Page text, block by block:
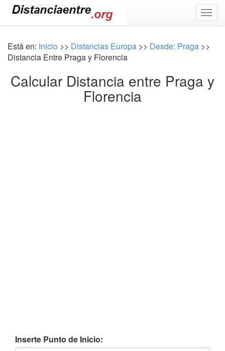
Está en: Inicio >> Distancias Europa >> Desde: Praga >>
Distancia Entre Praga y Florencia
Calcular Distancia entre Praga y
Florencia
Inserte Punto de Inicio: